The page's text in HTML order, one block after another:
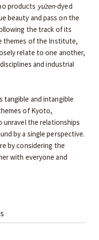
products yūzen-dyed
beauty and pass on the
the track of its
themes of the Institute,
relate to one another,
and industrial
tangible and intangible
of Kyoto,
unravel the relationships
by a single perspective.
by considering the
with everyone and